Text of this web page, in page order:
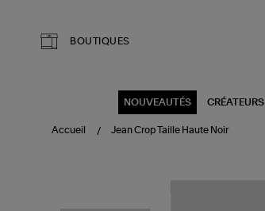
BOUTIQUES
NOUVEAUTÉS CRÉATEURS
Accueil Jean Crop Taille Haute Noir